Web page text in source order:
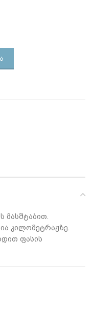
მასშტაბით.
კილომეტრაჟზე.
ფასის